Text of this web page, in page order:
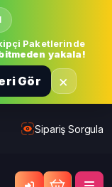
Paketlerinde
yakala!
Gör ×
Sipariş Sorgula